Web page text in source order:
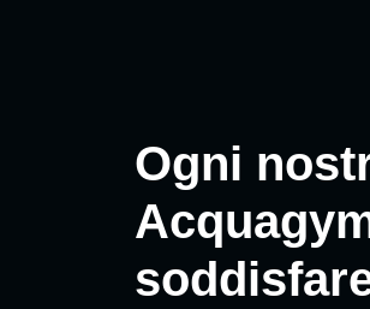
Ogni